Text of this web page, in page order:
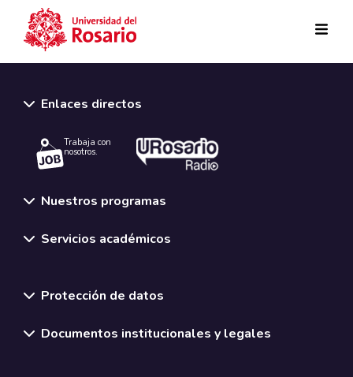
Enlaces directos
Trabaja con
nosotros.
Nuestros programas
Servicios académicos
Protección de datos
Documentos institucionales y legales